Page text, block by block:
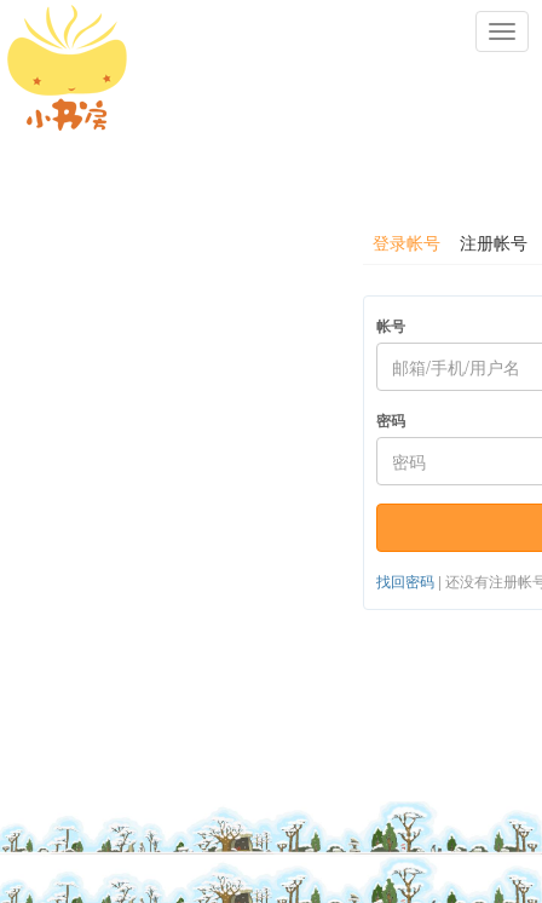
登录帐号 注册帐号
帐号
密码
找回密码 | 还没有注册帐